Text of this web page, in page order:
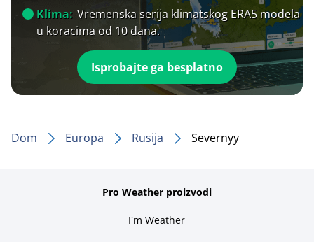
Klima: Vremenska serija klimatskog ERA5 modela
u koracima od 10 dana.
Isprobajte ga besplatno
Dom Europa Rusija Severnyy
Pro Weather proizvodi
I'm Weather